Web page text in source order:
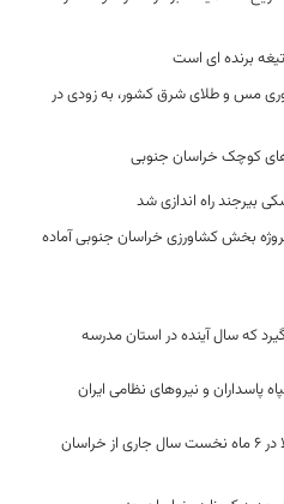
تیغه برنده ای است
مس و طلای شرق کشور، به زودی در
کوچک خراسان جنوبی
بیرجند راه اندازی شد
مناسبت هفته جهاد کشاورزی ۱۲۰ پروژه بخش کشاورزی خراسان جنوبی آماده
که سال آینده در استان مدرسه
پاسداران و نیروهای نظامی ایران
۱۳ میلیون و ۶۰۰ هزار و ۹۶ کیلوگرم کالا در ۶ ماه نخست سال جاری از خراسان